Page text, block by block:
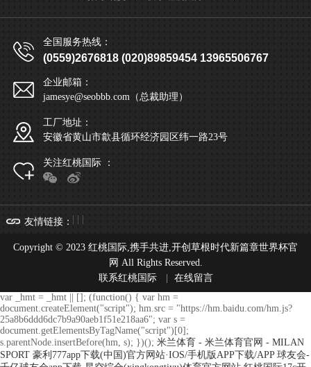
全国服务热线：
(0559)2676818 (020)89859454 13965506767
企业邮箱：
jamesye@seobbb.com（总裁助理）
工厂地址：
安徽省黄山市歙县循环经济园区纬一路23号
关注红桃国际 ：
友情链接：
Copyright © 2023 红桃国际,携手共进,开创草根时代新篇章世界杯官
网 All Rights Reserved.
联系红桃国际
在线留言
var _hmt = _hmt || []; (function() { var hm =
document.createElement("script"); hm.src = "https://hm.baidu.com/hm.js?
25a8b6ddd6dc7b9a90aeb1f51e218aa6"; var s =
document.getElementsByTagName("script")[0];
s.parentNode.insertBefore(hm, s); })(); 米兰体育 - 米兰体育官网 - MILAN
SPORT 豪利777app下载(中国)官方网站·IOS/手机版APP下载/APP 球友会-